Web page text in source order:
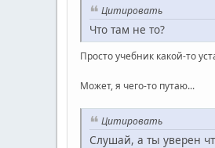
Цитировать
Что там не то?
Просто учебник какой-то
Может, я чего-то путаю...
Цитировать
Слушай, а ты уверен